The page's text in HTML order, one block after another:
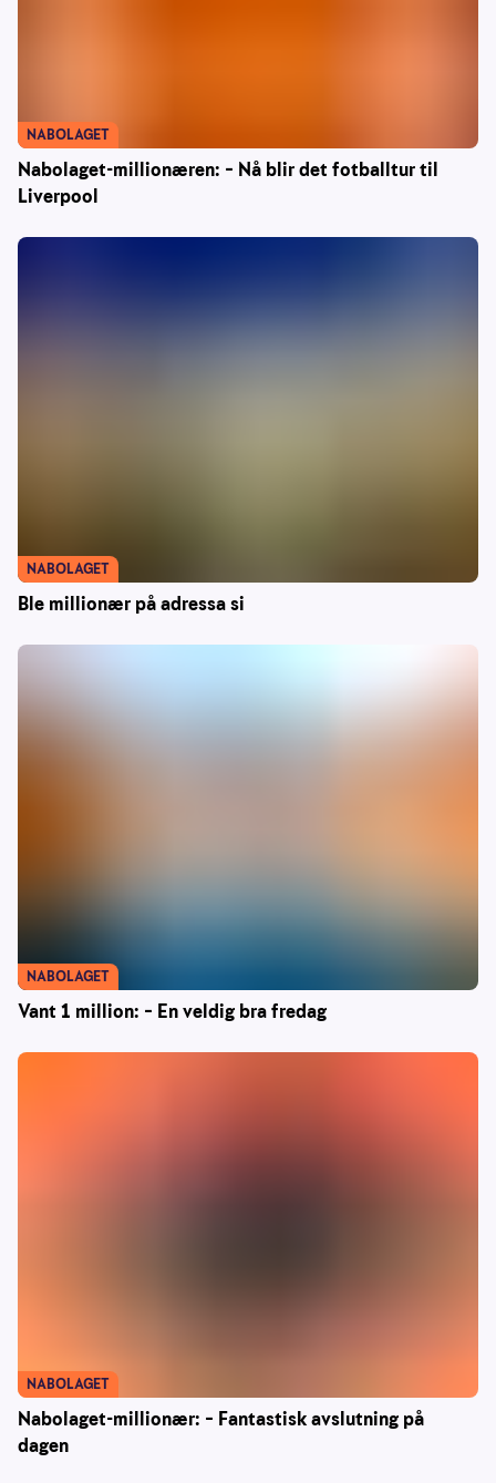
Nabolaget-millionæren: – Nå blir det fotballtur til
Liverpool
NABOLAGET
Ble millionær på adressa si
NABOLAGET
Vant 1 million: – En veldig bra fredag
NABOLAGET
Nabolaget-millionær: – Fantastisk avslutning på
dagen
NABOLAGET